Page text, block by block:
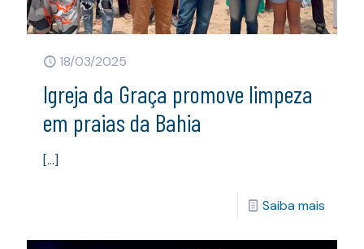
18/03/2025
Igreja da Graça promove limpeza
em praias da Bahia
[…]
Saiba mais